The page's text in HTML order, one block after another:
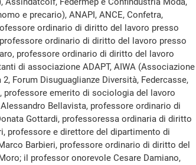
e precario), ANAPI, ANCE, Confetra,
ordinario di diritto del lavoro presso
ordinario di diritto del lavoro presso
professore ordinario di diritto del lavoro
di associazione ADAPT, AIWA (Associazione
Forum Disuguaglianze Diversità, Federcasse,
professore emerito di sociologia del lavoro
Bellavista, professore ordinario di
Gottardi, professoressa ordinaria di diritto
professore e direttore del dipartimento di
Barbieri, professore ordinario di diritto del
il professor onorevole Cesare Damiano,